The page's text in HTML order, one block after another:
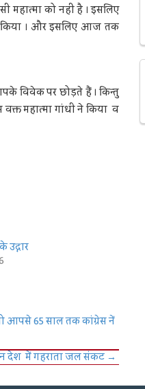
महात्मा को नहीं है । इसलिए
किया । और इसलिए आज तक
विवेक पर छोड़ते हैं । किन्तु
महात्मा गांधी ने किया व
आपसे 65 साल तक कांग्रेस नें
देश में गहराता जल संकट→